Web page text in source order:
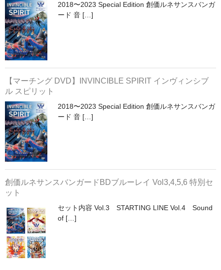
カスタム商品
2018〜2023 Special Edition 創価ルネサンスバンガ
ード 音 […]
【マーチング DVD】INVINCIBLE SPIRIT インヴィンシブ
ル スピリット
2018〜2023 Special Edition 創価ルネサンスバンガ
ード 音 […]
創価ルネサンスバンガードBDブルーレイ Vol3,4,5,6 特別セ
ット
セット内容 Vol.3 STARTING LINE Vol.4 Sound
of […]